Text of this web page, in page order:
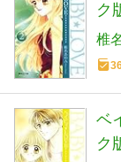
ク
椎
ベ
ク